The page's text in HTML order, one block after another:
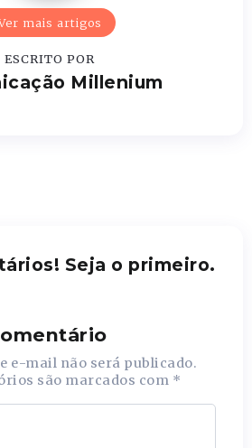
mais artigos
ESCRITO POR
Millenium
Seja o primeiro.
e-mail não será publicado.
são marcados com *